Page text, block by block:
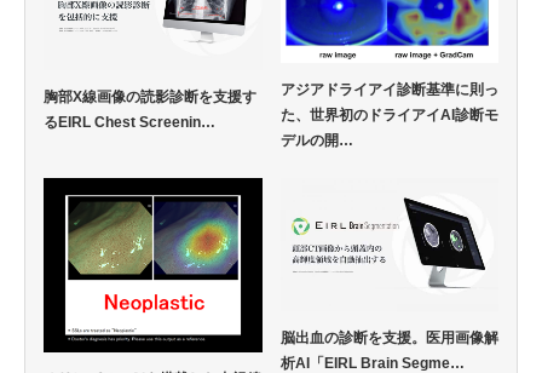
胸部X線画像の読影診断を支援す
るEIRL Chest Screenin…
アジアドライアイ診断基準に則っ
た、世界初のドライアイAI診断モ
デルの開…
脳出血の診断を支援。医用画像解
析AI「EIRL Brain Segme…